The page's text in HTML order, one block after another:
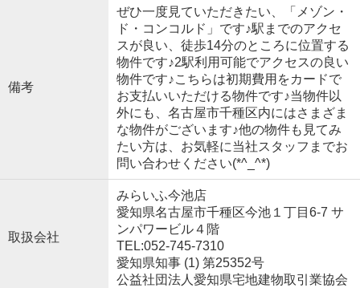
備考
ぜひ一度見ていただきたい、「メゾン・
ド・コンコルド」です♪駅までのアクセ
スが良い、徒歩14分のところに位置する
物件です♪2駅利用可能でアクセスの良い
物件です♪こちらは初期費用をカードで
お支払いいただける物件です♪当物件以
外にも、名古屋市千種区内にはさまざま
な物件がございます♪他の物件も見てみ
たい方は、お気軽に当社スタッフまでお
問い合わせください(*^_^*)
取扱会社
みらいふ今池店
愛知県名古屋市千種区今池１丁目6-7 サ
ンパワービル４階
TEL:052-745-7310
愛知県知事 (1) 第25352号
公益社団法人愛知県宅地建物取引業協会